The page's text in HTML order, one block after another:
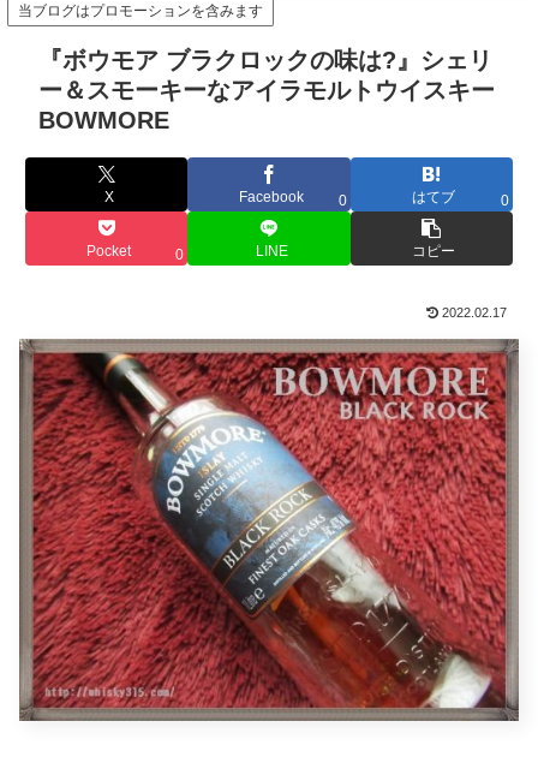
当ブログはプロモーションを含みます
『ボウモア ブラクロックの味は?』シェリ
ー＆スモーキーなアイラモルトウイスキー
BOWMORE
X Facebook 0 はてブ 0
Pocket 0 LINE コピー
2022.02.17